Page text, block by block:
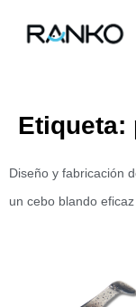
Etiqueta:
Diseño y fabricación
un cebo blando eficaz